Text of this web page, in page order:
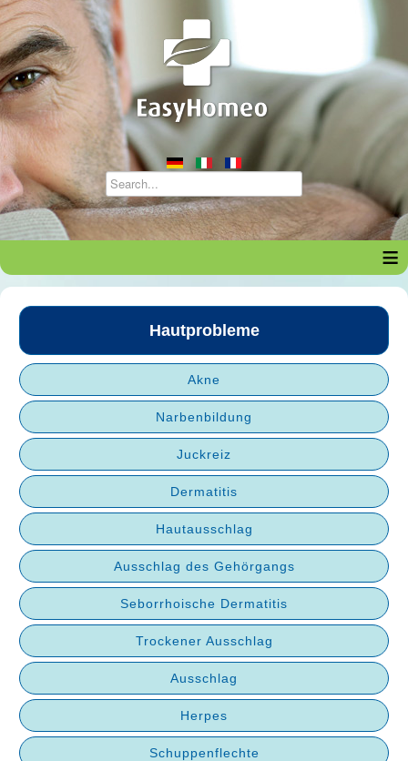
≡
Hautprobleme
Akne
Narbenbildung
Juckreiz
Dermatitis
Hautausschlag
Ausschlag des Gehörgangs
Seborrhoische Dermatitis
Trockener Ausschlag
Ausschlag
Herpes
Schuppenflechte